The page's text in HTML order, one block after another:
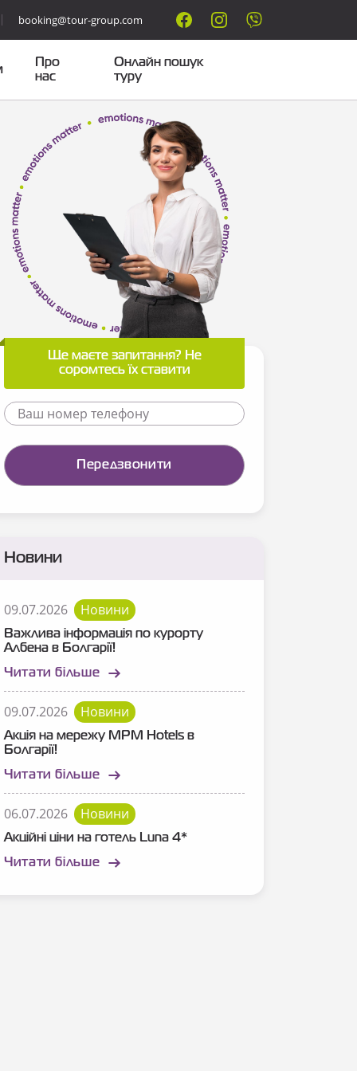
booking@tour-group.com
Про
нас
Онлайн пошук
туру
Ще маєте запитання? Не
соромтесь їх ставити
Новини
09.07.2026 Новини
Важлива інформація по курорту
Албена в Болгарії!
Читати більше
09.07.2026 Новини
Акція на мережу MPM Hotels в
Болгарії!
Читати більше
06.07.2026 Новини
Акційні ціни на готель Luna 4*
Читати більше